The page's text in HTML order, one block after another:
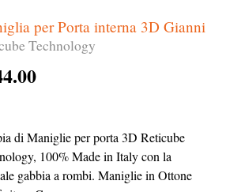
per Porta interna 3D Gianni
Technology
di Maniglie per porta 3D Reticube
100% Made in Italy con la
gabbia a rombi. Maniglie in Ottone